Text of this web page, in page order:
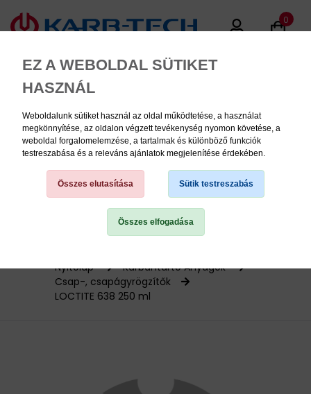
EZ A WEBOLDAL SÜTIKET
HASZNÁL
Weboldalunk sütiket használ az oldal működtetése, a használat
megkönnyítése, az oldalon végzett tevékenység nyomon követése, a
weboldal forgalomelemzése, a tartalmak és különböző funkciók
testreszabása és a releváns ajánlatok megjelenítése érdekében.
Összes elutasítása Sütik testreszabás
Összes elfogadása
0
MENU
KÉZISZERSZÁMOK
Termékinformációk
Nyitólap
Karbantartó Anyagok
Csap-, csapágyrögzítők
LOCTITE 638 250 ml